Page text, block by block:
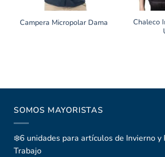
Campera Micropolar Dama
Chaleco
SOMOS MAYORISTAS
❄️6 unidades para artículos de Invierno y
Trabajo